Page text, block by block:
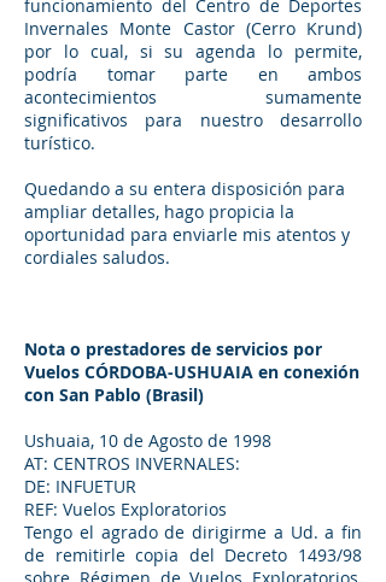
funcionamiento del Centro de Deportes
Invernales Monte Castor (Cerro Krund)
por lo cual, si su agenda lo permite,
podría tomar parte en ambos
acontecimientos sumamente
significativos para nuestro desarrollo
turístico.
Quedando a su entera disposición para
ampliar detalles, hago propicia la
oportunidad para enviarle mis atentos y
cordiales saludos.
Nota o prestadores de servicios por
Vuelos CÓRDOBA-USHUAIA en conexión
con San Pablo (Brasil)
Ushuaia, 10 de Agosto de 1998
AT: CENTROS INVERNALES:
DE: INFUETUR
REF: Vuelos Exploratorios
Tengo el agrado de dirigirme a Ud. a fin
de remitirle copia del Decreto 1493/98